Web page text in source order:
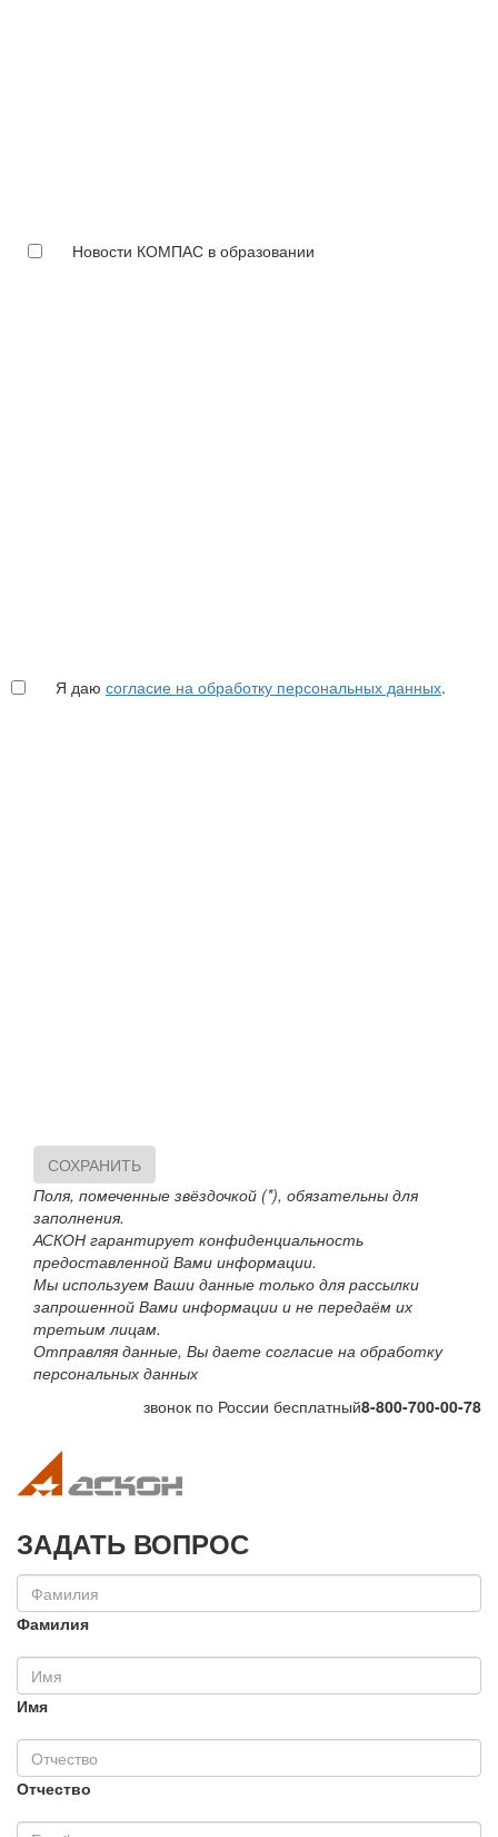
Новости КОМПАС в образовании
Я даю согласие на обработку персональных данных.
СОХРАНИТЬ
Поля, помеченные звёздочкой (*), обязательны для
заполнения.
АСКОН гарантирует конфиденциальность
предоставленной Вами информации.
Мы используем Ваши данные только для рассылки
запрошенной Вами информации и не передаём их
третьим лицам.
Отправляя данные, Вы даете согласие на обработку
персональных данных
звонок по России бесплатный8-800-700-00-78
ЗАДАТЬ ВОПРОС
Фамилия
Имя
Отчество